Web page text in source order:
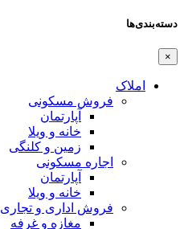
دسته‌بندی‌ها
×
املاک
فروش مسکونی
آپارتمان
خانه و ویلا
زمین و کلنگی
اجاره مسکونی
آپارتمان
خانه و ویلا
فروش اداری و تجاری
مغازه و غرفه